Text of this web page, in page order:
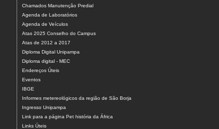
Chamados Manutenção Predial
Agenda de Laboratórios
Agenda de Veículos
Atas 2025 Conselho do Campus
Atas de 2012 a 2017
Diploma Digital Unipampa
Diploma digital - MEC
Endereços Úteis
Eventos
IBGE
Informes metereológicos da região de São Borja
Ingresso Unipampa
Link para a página Pet história da África
Links Úteis